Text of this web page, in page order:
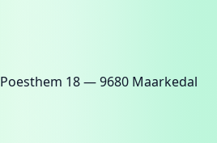
Poesthem 18— 9680 Maarkedal